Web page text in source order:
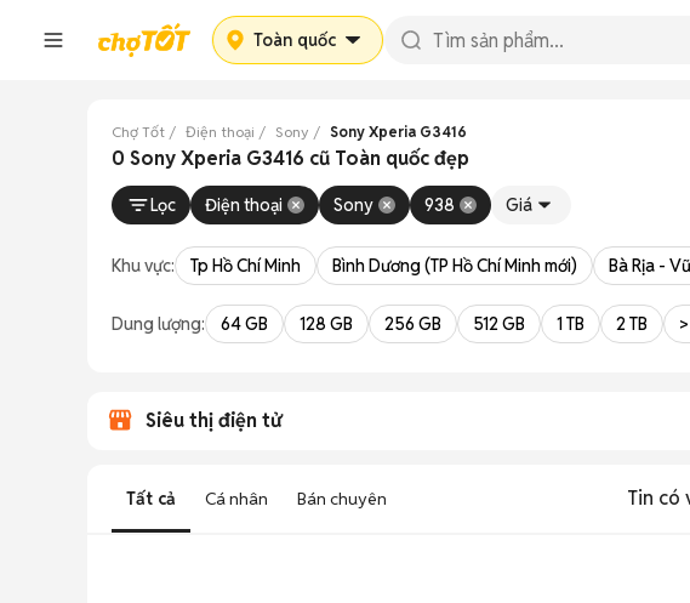
Toàn quốc
Chợ Tốt Điện thoại Sony Sony Xperia G3416
0 Sony Xperia G3416 cũ Toàn quốc đẹp
Lọc Điện thoại Sony 938 Giá
Khu vực: Tp Hồ Chí Minh Bình Dương (TP Hồ Chí Minh mới) Bà Rịa -
Dung lượng: 64 GB 128 GB 256 GB 512 GB 1 TB 2 TB
Siêu thị điện tử
Tất cả Cá nhân Bán chuyên Tin có